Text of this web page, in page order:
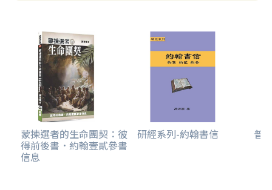
蒙揀選者的生命團契：彼
得前後書．約翰壹貳參書
信息
研經系列-約翰書信 普